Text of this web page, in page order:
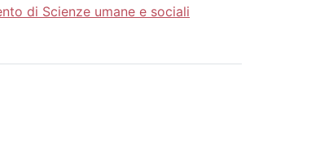
di Scienze umane e sociali